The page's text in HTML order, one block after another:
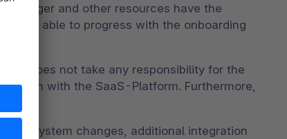
and other resources have the
not able to progress with the onboarding
does not take any responsibility for the
with the SaaS-Platform. Furthermore,
of system changes, additional integration